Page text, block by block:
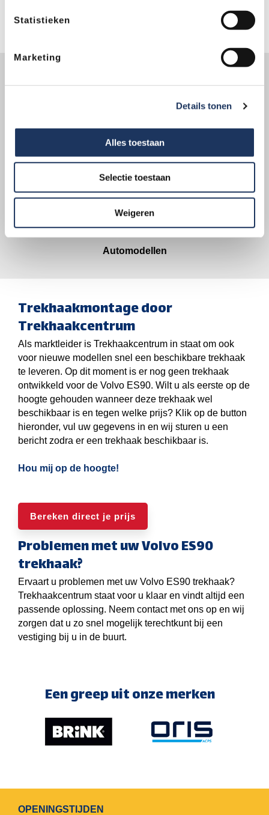
Statistieken
Marketing
Details tonen
Alles toestaan
Selectie toestaan
Weigeren
garanderen we kwaliteit én veiligheid.
150,000
Trekhaakmontages
1,500
Automodellen
Trekhaakmontage door
Trekhaakcentrum
Als marktleider is Trekhaakcentrum in staat om ook
voor nieuwe modellen snel een beschikbare trekhaak
te leveren. Op dit moment is er nog geen trekhaak
ontwikkeld voor de Volvo ES90. Wilt u als eerste op de
hoogte gehouden wanneer deze trekhaak wel
beschikbaar is en tegen welke prijs? Klik op de button
hieronder, vul uw gegevens in en wij sturen u een
bericht zodra er een trekhaak beschikbaar is.
Hou mij op de hoogte!
Bereken direct je prijs
Problemen met uw Volvo ES90
trekhaak?
Ervaart u problemen met uw Volvo ES90 trekhaak?
Trekhaakcentrum staat voor u klaar en vindt altijd een
passende oplossing. Neem contact met ons op en wij
zorgen dat u zo snel mogelijk terechtkunt bij een
vestiging bij u in de buurt.
Een greep uit onze merken
OPENINGSTIJDEN